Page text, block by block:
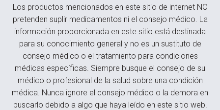
Los productos mencionados en este sitio de internet NO
pretenden suplir medicamentos ni el consejo médico. La
información proporcionada en este sitio está destinada
para su conocimiento general y no es un sustituto de
consejo médico o el tratamiento para condiciones
médicas específicas. Siempre busque el consejo de su
médico o profesional de la salud sobre una condición
médica. Nunca ignore el consejo médico o la demora en
buscarlo debido a algo que haya leído en este sitio web.